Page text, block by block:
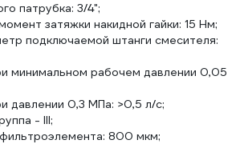
патрубка: 3/4";
затяжки накидной гайки: 15 Нм;
подключаемой штанги смесителя:
минимальном рабочем давлении 0,05
давлении 0,3 МПа: >0,5 л/с;
- III;
800 мкм;